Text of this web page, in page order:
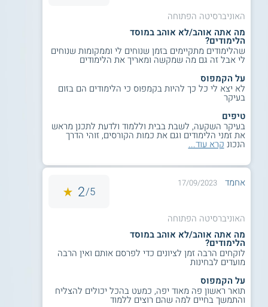
האוניברסיטה הפתוחה
מה אתה אוהב/לא אוהב במוסד
הלימודים?
שהלימודים מתקיימים בזמן שנוחים לי וממקומות שנוחים
לי אבל זה גם מה שמקשה ומאריך את הלימודים
על הקמפוס
לא יצא לי כל כך להיות בקמפוס כי הלימודים הם בזום
בעיקר
טיפים
בעיקר השקעה, לשבת בבית וללמוד ולדעת לתכנן מראש
את זמני הלימודים וגם את כמות הקורסים, זוהי הדרך
הנכונ קרא עוד...
אחמד 17/09/2023
5/
2
האוניברסיטה הפתוחה
מה אתה אוהב/לא אוהב במוסד
הלימודים?
לוקחים הרבה זמן לציונים כדי לפרסם אותם ואין הרבה
מועדים לבחינות
על הקמפוס
תואר ראשון פה מאוד יפה, כמעט בהכל יכולים להצליח
והתמשך בחיים למה שהם רוצים ללמוד